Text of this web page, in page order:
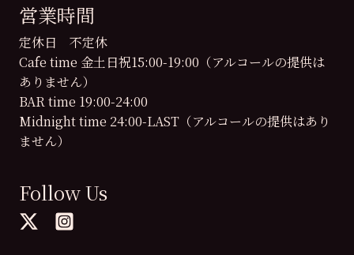
営業時間
定休日 不定休
Cafe time 金土日祝15:00-19:00（アルコールの提供は
ありません）
BAR time 19:00-24:00
Midnight time 24:00-LAST（アルコールの提供はあり
ません）
Follow Us